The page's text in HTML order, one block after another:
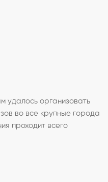
удалось организовать
во все крупные города
проходит всего